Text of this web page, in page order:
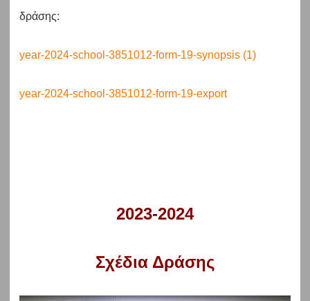
δράσης:
year-2024-school-3851012-form-19-synopsis (1)
year-2024-school-3851012-form-19-export
2023-2024
Σχέδια Δράσης